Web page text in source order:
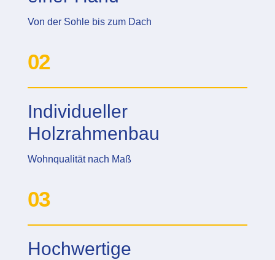
Von der Sohle bis zum Dach
02
Individueller
Holzrahmenbau
Wohnqualität nach Maß
03
Hochwertige